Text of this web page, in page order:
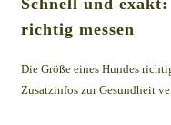
Schnell und
richtig messen
Die Größe eines Hundes
Zusatzinfos zur Gesundheit